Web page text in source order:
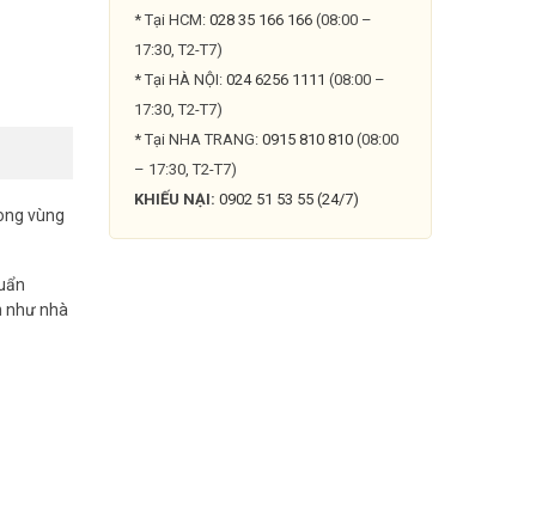
vùng
như nhà
* Tại HCM: 028 35 166 166 (08:00 –
17:30, T2-T7)
* Tại HÀ NỘI: 024 6256 1111 (08:00 –
17:30, T2-T7)
* Tại NHA TRANG: 0915 810 810 (08:00
– 17:30, T2-T7)
KHIẾU NẠI: 0902 51 53 55 (24/7)